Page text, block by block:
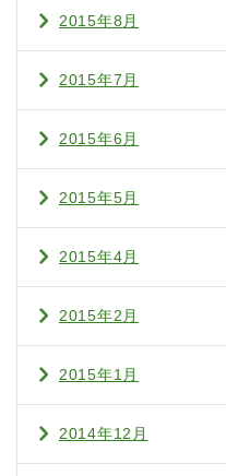
2015年8月
2015年7月
2015年6月
2015年5月
2015年4月
2015年2月
2015年1月
2014年12月